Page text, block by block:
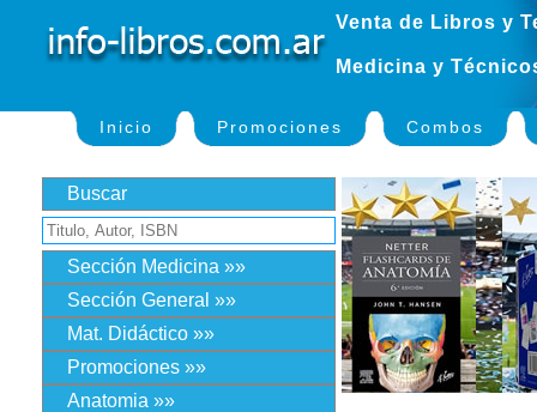
Venta de Libros y
Medicina y
Inicio Promociones Combos
Buscar
Sección Medicina »»
Sección General »»
Mat. Didáctico »»
Promociones »»
Anatomia »»